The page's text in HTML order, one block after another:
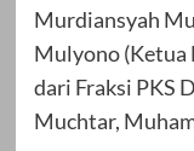
Murdiansyah
Mulyono (Ketua
dari Fraksi PKS
Muchtar,